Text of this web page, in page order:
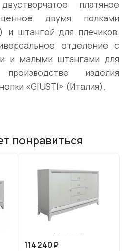
платяное
двумя полками
и штангой для плечиков,
отделение с
и малыми штангами для
изделия
«GIUSTI» (Италия).
понравиться
114 240 ₽